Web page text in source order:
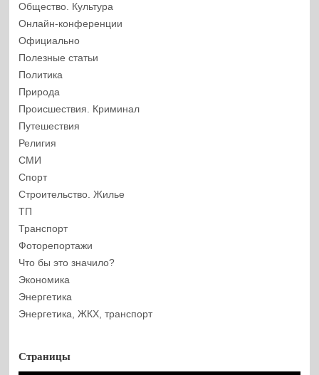
Общество. Культура
Онлайн-конференции
Официально
Полезные статьи
Политика
Природа
Происшествия. Криминал
Путешествия
Религия
СМИ
Спорт
Строительство. Жилье
ТП
Транспорт
Фоторепортажи
Что бы это значило?
Экономика
Энергетика
Энергетика, ЖКХ, транспорт
Страницы